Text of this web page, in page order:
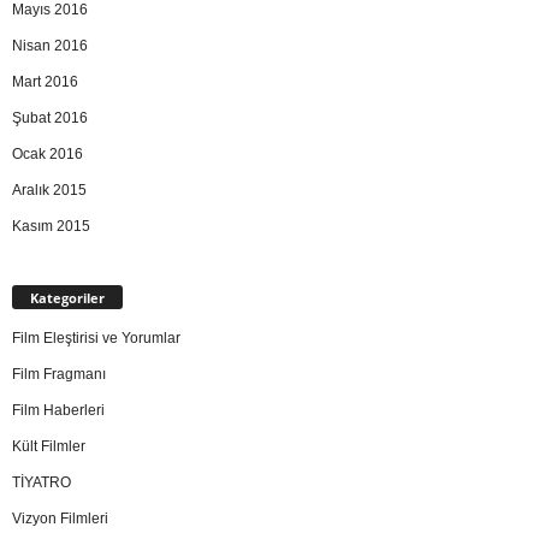
Mayıs 2016
Nisan 2016
Mart 2016
Şubat 2016
Ocak 2016
Aralık 2015
Kasım 2015
Kategoriler
Film Eleştirisi ve Yorumlar
Film Fragmanı
Film Haberleri
Kült Filmler
TİYATRO
Vizyon Filmleri